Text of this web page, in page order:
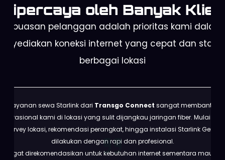
Dipercaya oleh Banyak Klien
Kepuasan pelanggan adalah prioritas kami dalam
koneksi internet yang cepat dan stabil
berbagai lokasi
Layanan sewa Starlink dari Transgo Connect sangat membantu
operasional kami di lokasi yang sulit dijangkau jaringan fiber. Mulai dari
survey lokasi, rekomendasi perangkat, hingga instalasi Starlink Gen 3
dilakukan dengan rapi dan profesional.
Sangat direkomendasikan untuk kebutuhan internet sementara maupun